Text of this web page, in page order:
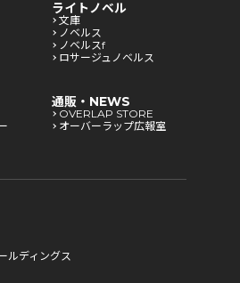
ライトノベル
文庫
ノベルス
ノベルスf
ロサージュノベルス
通販・NEWS
OVERLAP STORE
オーバーラップ広報室
ルディングス